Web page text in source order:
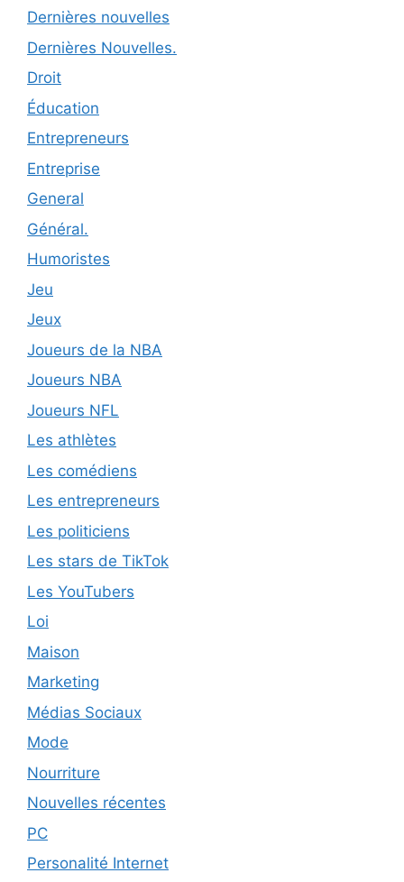
Dernières nouvelles
Dernières Nouvelles.
Droit
Éducation
Entrepreneurs
Entreprise
General
Général.
Humoristes
Jeu
Jeux
Joueurs de la NBA
Joueurs NBA
Joueurs NFL
Les athlètes
Les comédiens
Les entrepreneurs
Les politiciens
Les stars de TikTok
Les YouTubers
Loi
Maison
Marketing
Médias Sociaux
Mode
Nourriture
Nouvelles récentes
PC
Personalité Internet